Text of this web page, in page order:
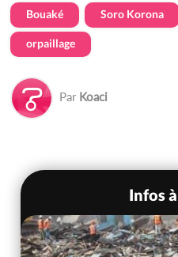
Bouaké Soro Korona
orpaillage
Par Koaci
Infos